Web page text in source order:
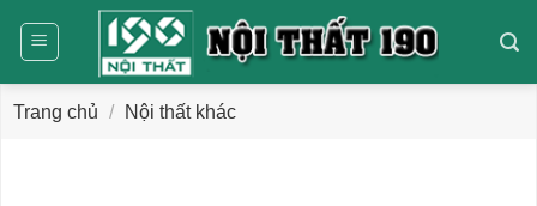
dung
Trang chủ / Nội thất khác